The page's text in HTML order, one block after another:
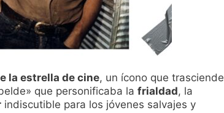
la estrella de cine, un ícono que trasciende
que personificaba la frialdad, la
indiscutible para los jóvenes salvajes y